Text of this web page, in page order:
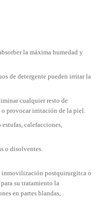
la máxima humedad y
de detergente pueden irritar la
cualquier resto de
o provocar irritación de la piel.
calefacciones,
o disolventes.
inmovilización postquirurgitca o
su tratamiento la
en partes blandas,